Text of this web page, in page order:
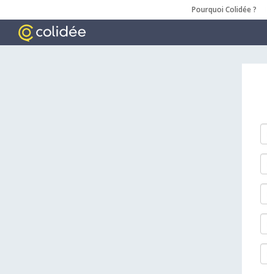
Pourquoi Colidée ?